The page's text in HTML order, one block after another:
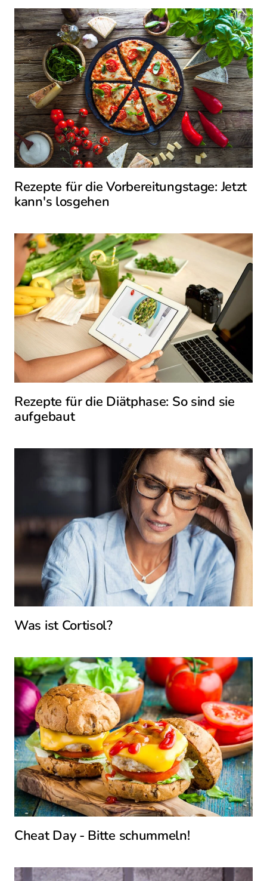
Rezepte für die Vorbereitungstage: Jetzt
kann's losgehen
Rezepte für die Diätphase: So sind sie
aufgebaut
Was ist Cortisol?
Cheat Day - Bitte schummeln!